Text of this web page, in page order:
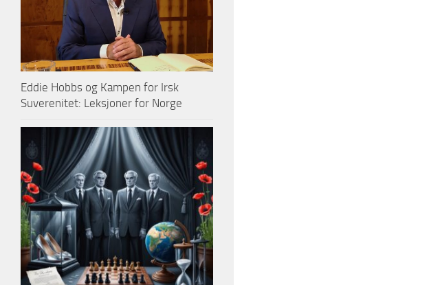
Eddie Hobbs og Kampen for Irsk
Suverenitet: Leksjoner for Norge